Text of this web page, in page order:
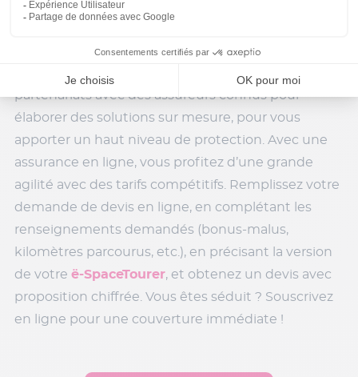
engagement
Avec Mieux Assuré, vous pouvez bénéficier d’une
partenariats avec des assureurs connus pour
élaborer des solutions sur mesure, pour vous
apporter un haut niveau de protection. Avec une
assurance en ligne, vous profitez d’une grande
agilité avec des tarifs compétitifs. Remplissez votre
demande de devis en ligne, en complétant les
renseignements demandés (bonus-malus,
kilomètres parcourus, etc.), en précisant la version
de votre ë-SpaceTourer, et obtenez un devis avec
proposition chiffrée. Vous êtes séduit ? Souscrivez
en ligne pour une couverture immédiate !